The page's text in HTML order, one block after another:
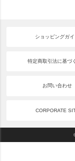
ショッピングガイ
特定商取引法に基づ
お問い合わせ
CORPORATE